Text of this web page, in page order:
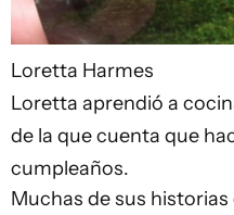
Loretta Harmes
Loretta aprendió a
de la que cuenta que
cumpleaños.
Muchas de sus